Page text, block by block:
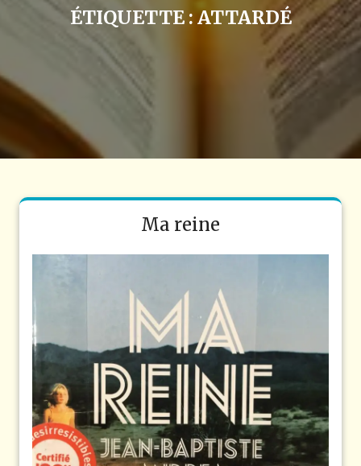
ÉTIQUETTE : ATTARDÉ
Ma reine